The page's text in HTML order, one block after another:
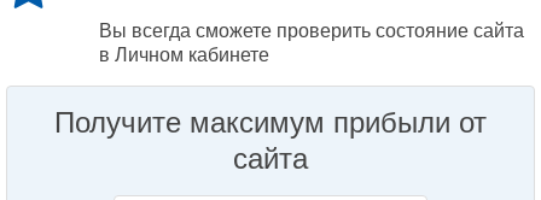
Вы всегда сможете проверить состояние сайта
в Личном кабинете
Получите максимум прибыли от
сайта